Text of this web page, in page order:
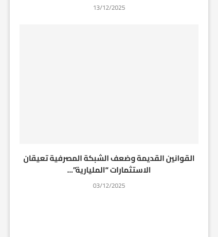
13/12/2025
القوانين القديمة وضعف الشبكة المصرفية تعيقان
الاستثمارات “المليارية”...
03/12/2025